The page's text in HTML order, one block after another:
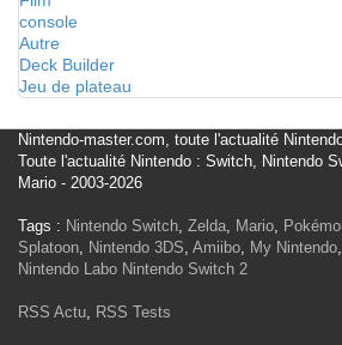
console
Autre
Deck Builder
Jeu de plateau
Nintendo-master.com, toute l'actualité
Toute l'actualité Nintendo : Switch, Nintendo
Mario - 2003-2026
Tags : Nintendo Switch, Zelda, Mario,
Splatoon, Nintendo 3DS, Amiibo, My Nintendo,
Nintendo Labo Nintendo Switch 2
RSS Actu, RSS Tests